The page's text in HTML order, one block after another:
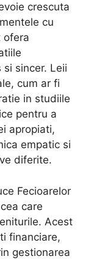
crescuta
cu
ofera
sincer. Leii
cum ar fi
in studiile
pentru a
apropiati,
empatic si
diferite.
Fecioarelor
care
Acest
financiare,
gestionarea